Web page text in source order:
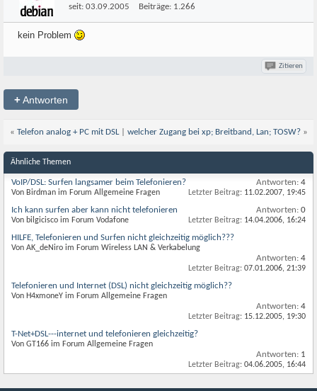
seit: 03.09.2005 Beiträge: 1.266
kein Problem
Zitieren
+Antworten
« Telefon analog + PC mit DSL| welcher Zugang bei xp; Breitband, Lan; TOSW? »
Ähnliche Themen
VoIP/DSL: Surfen langsamer beim Telefonieren?
Von Birdman im Forum Allgemeine Fragen
Antworten: 4
Letzter Beitrag: 11.02.2007, 19:45
Ich kann surfen aber kann nicht telefonieren
Von bilgicisco im Forum Vodafone
Antworten: 0
Letzter Beitrag: 14.04.2006, 16:24
HILFE, Telefonieren und Surfen nicht gleichzeitig möglich???
Von AK_deNiro im Forum Wireless LAN & Verkabelung
Antworten: 4
Letzter Beitrag: 07.01.2006, 21:39
Telefonieren und Internet (DSL) nicht gleichzeitig möglich??
Von H4xmoneY im Forum Allgemeine Fragen
Antworten: 4
Letzter Beitrag: 15.12.2005, 19:30
T-Net+DSL---internet und telefonieren gleichzeitig?
Von GT166 im Forum Allgemeine Fragen
Antworten: 1
Letzter Beitrag: 04.06.2005, 16:44